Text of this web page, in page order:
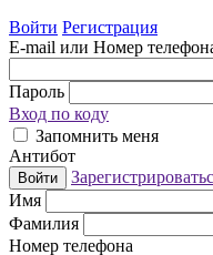
Войти Регистрация
E-mail или Номер
Пароль
Вход по коду
Запомнить меня
Антибот
Войти
Имя
Фамилия
Номер телефона